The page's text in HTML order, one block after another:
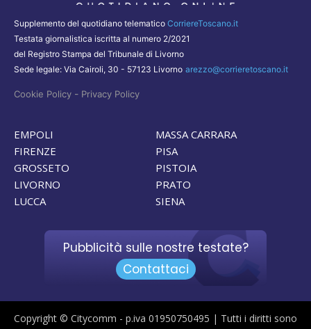
Supplemento del quotidiano telematico CorriereToscano.it
Testata giornalistica iscritta al numero 2/2021
del Registro Stampa del Tribunale di Livorno
Sede legale: Via Cairoli, 30 - 57123 Livorno arezzo@corrieretoscano.it
Cookie Policy - Privacy Policy
EMPOLI
FIRENZE
GROSSETO
LIVORNO
LUCCA
MASSA CARRARA
PISA
PISTOIA
PRATO
SIENA
Pubblicità sulle nostre testate?
Contattaci
Copyright © Citycomm - p.iva 01950750495 | Tutti i diritti sono